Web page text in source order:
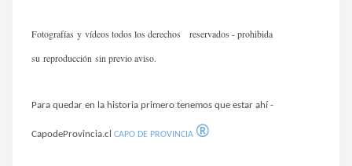
Fotografías y vídeos todos los derechos
reservados - prohibida
su reproducción sin previo aviso.
Para quedar en la historia primero tenemos que estar ahí -
CapodeProvincia.cl CAPO DE PROVINCIA ®